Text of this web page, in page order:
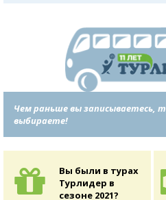
Чем раньше вы записываетесь,
выбираете!
Вы были в турах
Турлидер в
сезоне 2021?